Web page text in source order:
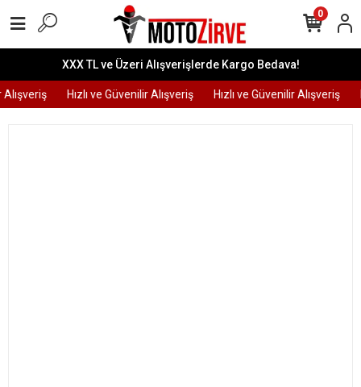
XXX TL ve Üzeri Alışverişlerde Kargo Bedava!
Hızlı ve Güvenilir Alışveriş Hızlı ve Güvenilir Alışveriş
0